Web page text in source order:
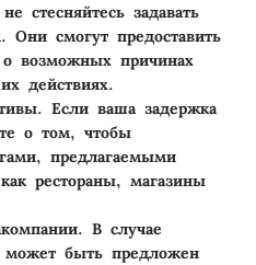
стесняйтесь задавать
Они смогут предоставить
возможных причинах
действиях.
. Если ваша задержка
о том, чтобы
предлагаемыми
рестораны, магазины
. В случае
может быть предложен